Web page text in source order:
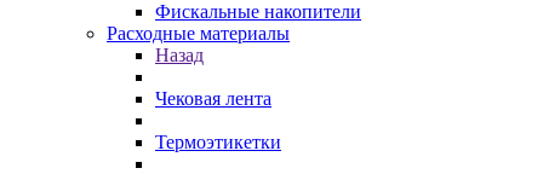
Фискальные накопители
Расходные материалы
Назад
Чековая лента
Термоэтикетки